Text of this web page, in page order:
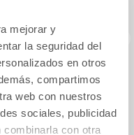
mejorar y
la seguridad del
en otros
compartimos
web con nuestros
sociales, publicidad
con otra
del
2: La
de los
y el